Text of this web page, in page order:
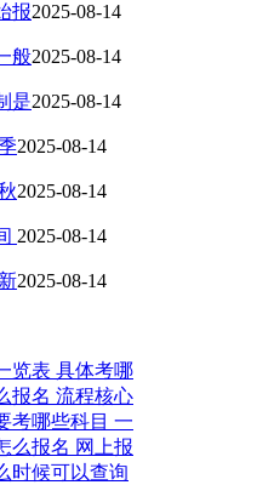
报2025-08-14
般2025-08-14
是2025-08-14
2025-08-14
2025-08-14
2025-08-14
2025-08-14
览表 具体考哪
报名 流程核心
考哪些科目 一
么报名 网上报
时候可以查询